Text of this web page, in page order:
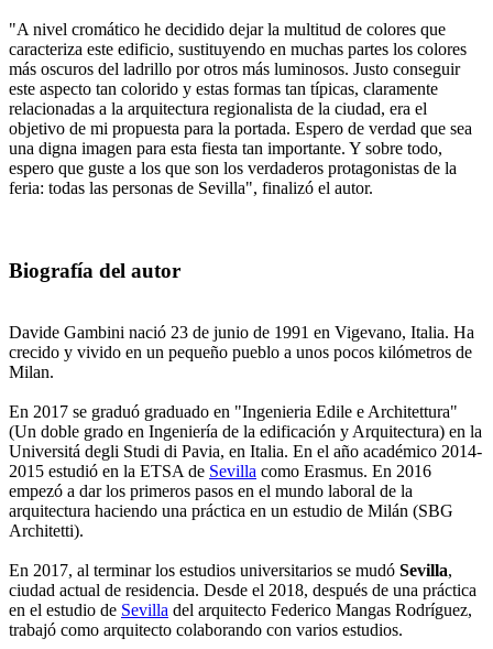
"A nivel cromático he decidido dejar la multitud de colores que
caracteriza este edificio, sustituyendo en muchas partes los colores
más oscuros del ladrillo por otros más luminosos. Justo conseguir
este aspecto tan colorido y estas formas tan típicas, claramente
relacionadas a la arquitectura regionalista de la ciudad, era el
objetivo de mi propuesta para la portada. Espero de verdad que sea
una digna imagen para esta fiesta tan importante. Y sobre todo,
espero que guste a los que son los verdaderos protagonistas de la
feria: todas las personas de Sevilla", finalizó el autor.
Biografía del autor
Davide Gambini nació 23 de junio de 1991 en Vigevano, Italia. Ha
crecido y vivido en un pequeño pueblo a unos pocos kilómetros de
Milan.
En 2017 se graduó graduado en "Ingenieria Edile e Architettura"
(Un doble grado en Ingeniería de la edificación y Arquitectura) en la
Universitá degli Studi di Pavia, en Italia. En el año académico 2014-
2015 estudió en la ETSA de Sevilla como Erasmus. En 2016
empezó a dar los primeros pasos en el mundo laboral de la
arquitectura haciendo una práctica en un estudio de Milán (SBG
Architetti).
En 2017, al terminar los estudios universitarios se mudó Sevilla,
ciudad actual de residencia. Desde el 2018, después de una práctica
en el estudio de Sevilla del arquitecto Federico Mangas Rodríguez,
trabajó como arquitecto colaborando con varios estudios.